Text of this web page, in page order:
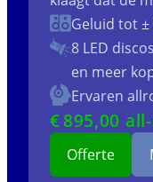
Geluid tot ±
8 LED
en meer
Ervaren
€895,00
Offerte